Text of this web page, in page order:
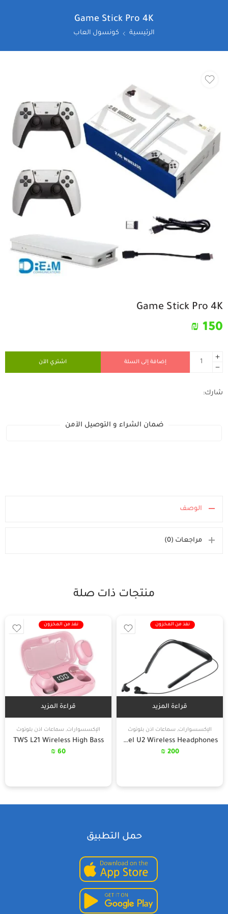
Game Stick Pro 4K
الرئيسية كونسول العاب
Game Stick Pro 4K
150
₪
إضافة إلى السلة اشتري الآن
شارك:
ضمان الشراء و التوصيل الآمن
الوصف
مراجعات (0)
منتجات ذات صلة
نفذ من المخزون
قراءة المزيد
الإكسسوارات, سماعات اذن بلوتوث
Samsung Level U2 Wireless Headphones
200
₪
نفذ من المخزون
قراءة المزيد
الإكسسوارات, سماعات اذن بلوتوث
TWS L21 Wireless High Bass
60
₪
حمل التطبيق